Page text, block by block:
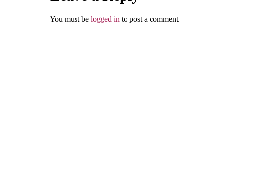
You must be logged in to post a comment.